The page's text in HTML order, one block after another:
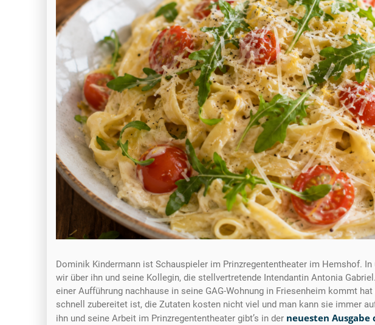
Dominik Kindermann ist Schauspieler im Prinzregententheater im Hemshof.
wir über ihn und seine Kollegin, die stellvertretende Intendantin Antonia
einer Aufführung nachhause in seine GAG-Wohnung in Friesenheim kommt
schnell zubereitet ist, die Zutaten kosten nicht viel und man kann sie immer
ihn und seine Arbeit im Prinzregententheater gibt’s in der neuesten Ausgabe